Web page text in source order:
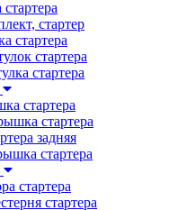
стартер
стартера
стартера
стартера
стартера
стартера
задняя
стартера
стартера
стартера